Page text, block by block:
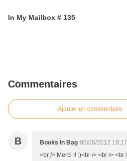
In My Mailbox # 135
Commentaires
Ajouter un commentaire
B Books In Bag 05/06/2012 18:17
<br /> Merci !! :)<br /> <br />